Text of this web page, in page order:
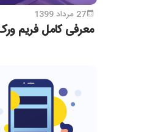
27 مرداد 1399
معرفی کامل فریم